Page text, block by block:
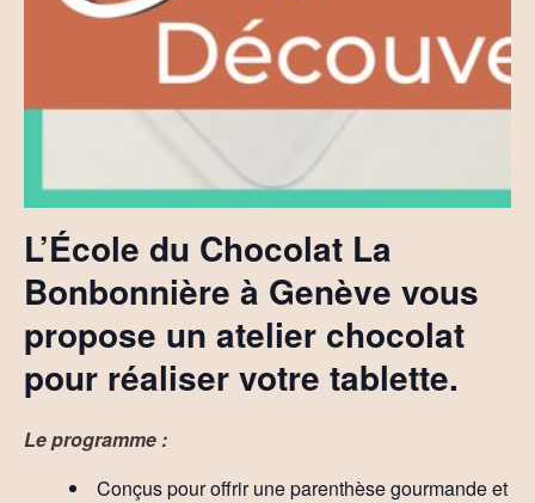
L’École du Chocolat La
Bonbonnière à Genève vous
propose un atelier chocolat
pour réaliser votre tablette.
Le programme :
Conçus pour offrir une parenthèse gourmande et